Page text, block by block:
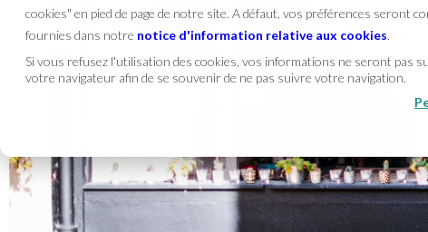
cookies" en pied de page de notre site. A défaut, vos préférences seront
fournies dans notre notice d'information relative aux cookies.
Si vous refusez l'utilisation des cookies, vos informations ne seront pas
votre navigateur afin de se souvenir de ne pas suivre votre navigation.